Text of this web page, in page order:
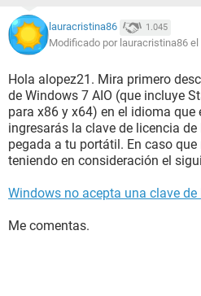
lauracristina86 1.045
Modificado por lauracristina86
Hola alopez21. Mira primero
de Windows 7 AIO (que incluye
para x86 y x64) en el idioma
ingresarás la clave de licencia
pegada a tu portátil. En caso
teniendo en consideración el
Windows no acepta una clave
Me comentas.